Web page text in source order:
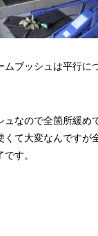
ムブッシュは平行に
ュなので全箇所緩め
くて大変なんですが
す。